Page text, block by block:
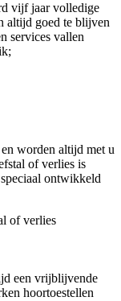
vijf jaar volledige
altijd goed te blijven
services vallen
worden altijd met u
of verlies is
ontwikkeld
of verlies
een vrijblijvende
hoortoestellen